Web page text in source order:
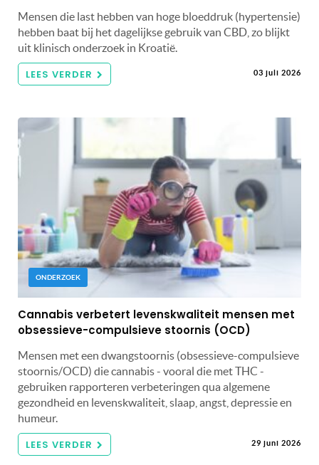
Mensen die last hebben van hoge bloeddruk (hypertensie)
hebben baat bij het dagelijkse gebruik van CBD, zo blijkt
uit klinisch onderzoek in Kroatië.
LEES VERDER 03 juli 2026
ONDERZOEK
Cannabis verbetert levenskwaliteit mensen met
obsessieve-compulsieve stoornis (OCD)
Mensen met een dwangstoornis (obsessieve-compulsieve
stoornis/OCD) die cannabis - vooral die met THC -
gebruiken rapporteren verbeteringen qua algemene
gezondheid en levenskwaliteit, slaap, angst, depressie en
humeur.
LEES VERDER 29 juni 2026